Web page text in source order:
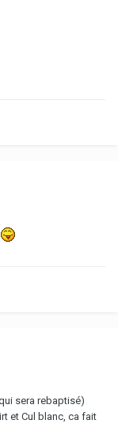
sera rebaptisé)
et Cul blanc, ca fait